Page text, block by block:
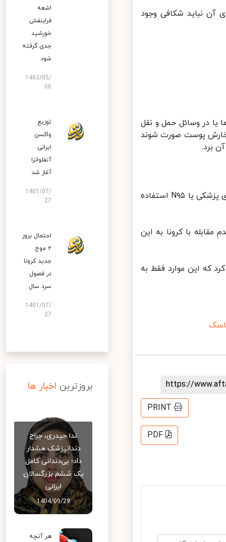
نباید شکافی وجود
یا در وسائل حمل و نقل
پوست صورت شوند
برد.
- به دلیل کمبود ماسک‌های تخصصی توصیه می‌شود عموم مردم از ماسک‌های پزشکی یا N۹۵ استفاده
با کرونا به این
که این موارد فقط به
https://
PRINT
PDF
اشعه
فرابنفش
خورشید
جدی گرفته
شود
1403/05/
06
توزیع
واکسن
ایرانی
آنفلوانزا
آغاز شد
1401/07/
27
احتمال بروز
۲ موج
جدید کرونا
در فصول
سرد سال
1401/07/
27
بروزترین اخبار ها
ندا حیدری، جراح
دندانپزشک هشدار
داد؛ بی‌دندانی کامل
یک ششم بزرگسالان
ایرانی
1404/09/29
هر آنچه